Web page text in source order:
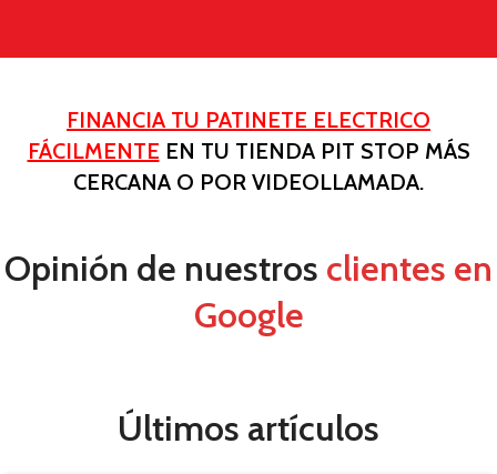
FINANCIA TU PATINETE ELECTRICO
FÁCILMENTE EN TU TIENDA PIT STOP MÁS
CERCANA O POR VIDEOLLAMADA.
Opinión de nuestros clientes en
Google
Últimos artículos